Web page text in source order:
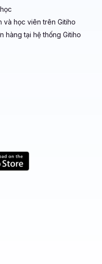
và học viên trên Gitiho
hàng tại hệ thống Gitiho